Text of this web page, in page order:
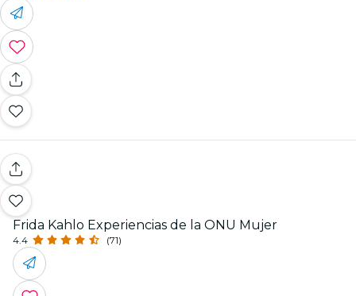
Frida Kahlo Experiencias de la ONU Mujer
4.4 (71)